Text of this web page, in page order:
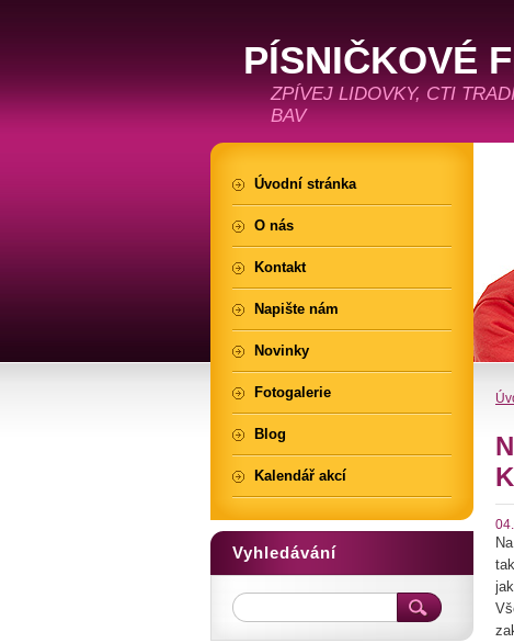
PÍSNIČKOVÉ
ZPÍVEJ LIDOVKY, CTI
BAV
Úvodní stránka
O nás
Kontakt
Napište nám
Novinky
Fotogalerie
Blog
Kalendář akcí
Vyhledávání